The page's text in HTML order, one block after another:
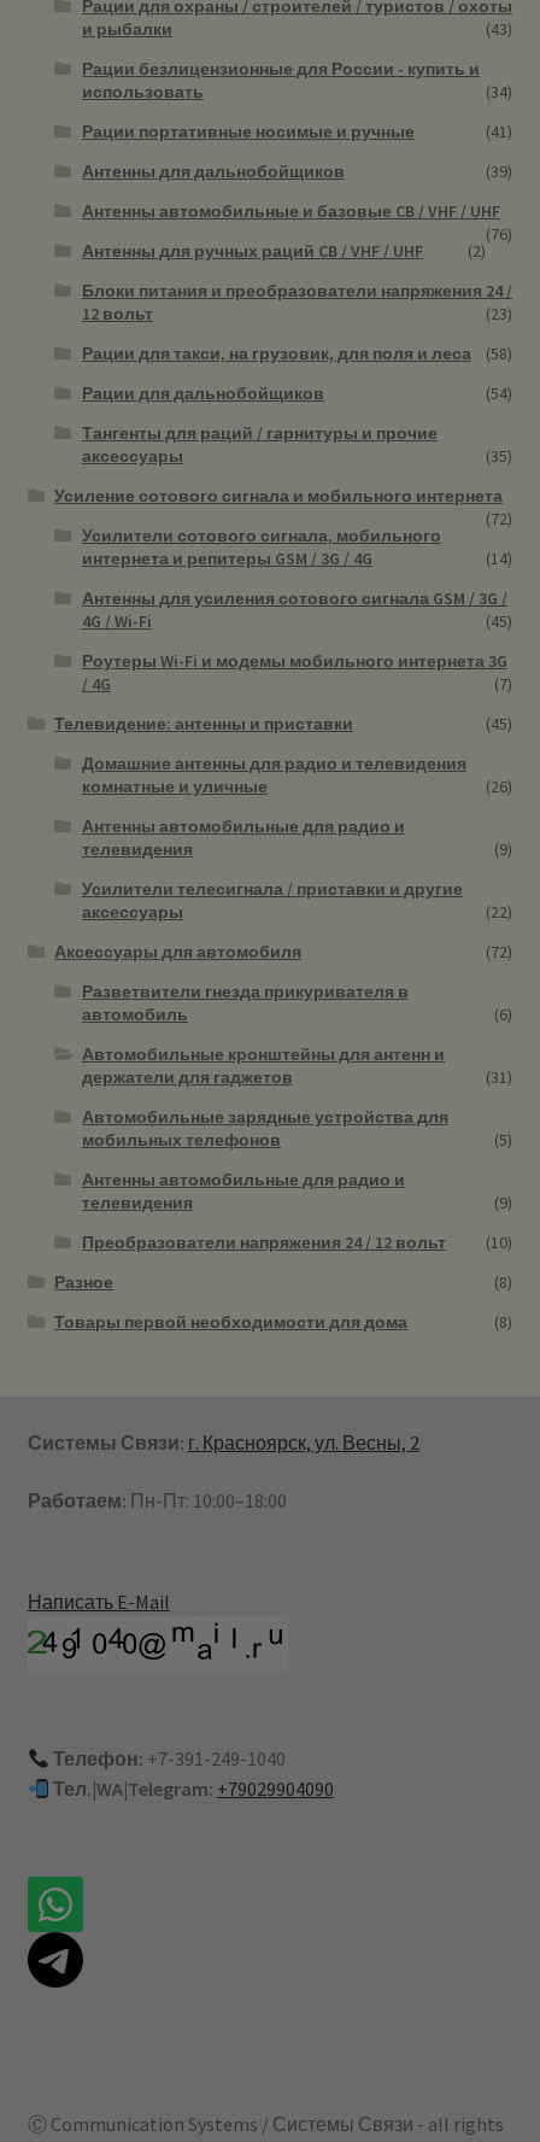
Рации для охраны / строителей / туристов / охоты
и рыбалки
(43)
Рации безлицензионные для России - купить и
использовать
(34)
Рации портативные носимые и ручные
(41)
Антенны для дальнобойщиков
(39)
Антенны автомобильные и базовые CB / VHF / UHF
(76)
Антенны для ручных раций CB / VHF / UHF
(2)
Блоки питания и преобразователи напряжения 24 /
12 вольт
(23)
Рации для такси, на грузовик, для поля и леса
(58)
Рации для дальнобойщиков
(54)
Тангенты для раций / гарнитуры и прочие
аксессуары
(35)
Усиление сотового сигнала и мобильного интернета
(72)
Усилители сотового сигнала, мобильного
интернета и репитеры GSM / 3G / 4G
(14)
Антенны для усиления сотового сигнала GSM / 3G /
4G / Wi-Fi
(45)
Роутеры Wi-Fi и модемы мобильного интернета 3G
/ 4G
(7)
Телевидение: антенны и приставки
(45)
Домашние антенны для радио и телевидения
комнатные и уличные
(26)
Антенны автомобильные для радио и
телевидения
(9)
Усилители телесигнала / приставки и другие
аксессуары
(22)
Аксессуары для автомобиля
(72)
Разветвители гнезда прикуривателя в
автомобиль
(6)
Автомобильные кронштейны для антенн и
держатели для гаджетов
(31)
Автомобильные зарядные устройства для
мобильных телефонов
(5)
Антенны автомобильные для радио и
телевидения
(9)
Преобразователи напряжения 24 / 12 вольт
(10)
Разное
(8)
Товары первой необходимости для дома
(8)
Системы Связи: г. Красноярск, ул. Весны, 2
Работаем: Пн-Пт: 10:00–18:00
Написать E-Mail
Телефон: +7-391-249-1040
Тел.|WA|Telegram: +79029904090
Ⓒ Communication Systems / Системы Связи - all rights